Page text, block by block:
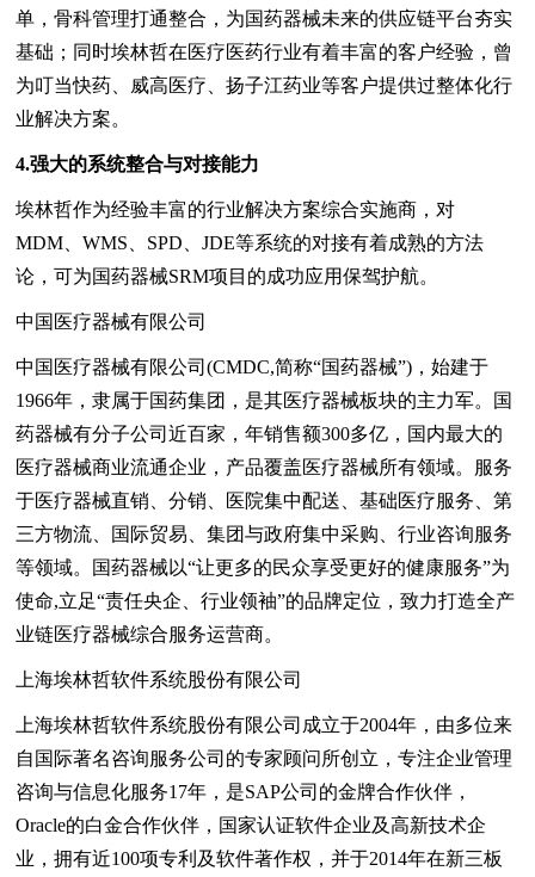
单，骨科管理打通整合，为国药器械未来的供应链平台夯实
基础；同时埃林哲在医疗医药行业有着丰富的客户经验，曾
为叮当快药、威高医疗、扬子江药业等客户提供过整体化行
业解决方案。
4.强大的系统整合与对接能力
埃林哲作为经验丰富的行业解决方案综合实施商，对
MDM、WMS、SPD、JDE等系统的对接有着成熟的方法
论，可为国药器械SRM项目的成功应用保驾护航。
中国医疗器械有限公司
中国医疗器械有限公司(CMDC,简称“国药器械”)，始建于
1966年，隶属于国药集团，是其医疗器械板块的主力军。国
药器械有分子公司近百家，年销售额300多亿，国内最大的
医疗器械商业流通企业，产品覆盖医疗器械所有领域。服务
于医疗器械直销、分销、医院集中配送、基础医疗服务、第
三方物流、国际贸易、集团与政府集中采购、行业咨询服务
等领域。国药器械以“让更多的民众享受更好的健康服务”为
使命,立足“责任央企、行业领袖”的品牌定位，致力打造全产
业链医疗器械综合服务运营商。
上海埃林哲软件系统股份有限公司
上海埃林哲软件系统股份有限公司成立于2004年，由多位来
自国际著名咨询服务公司的专家顾问所创立，专注企业管理
咨询与信息化服务17年，是SAP公司的金牌合作伙伴，
Oracle的白金合作伙伴，国家认证软件企业及高新技术企
业，拥有近100项专利及软件著作权，并于2014年在新三板